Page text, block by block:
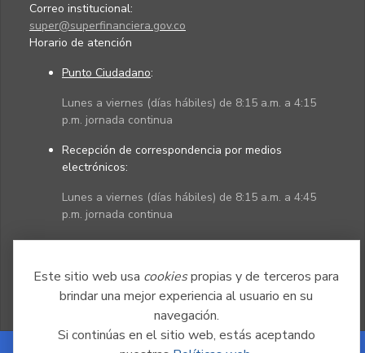
Este sitio web usa cookiespropias y de terceros para
brindar una mejor experiencia al usuario en su
navegación.
Si continúas en el sitio web, estás aceptando
Correo institucional:
super@superfinanciera.gov.co
Horario de atención
Punto Ciudadano:
Lunes a viernes (días hábiles) de 8:15 a.m. a 4:15
p.m. jornada continua
Recepción de correspondencia por medios
electrónicos:
Lunes a viernes (días hábiles) de 8:15 a.m. a 4:45
p.m. jornada continua